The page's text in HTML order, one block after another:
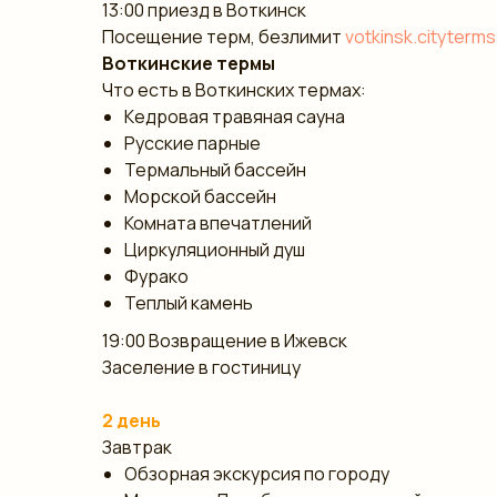
13:00 приезд в Воткинск
Посещение терм, безлимит
Воткинские термы
Что есть в Воткинских термах:
Кедровая травяная сауна
Русские парные
Термальный бассейн
Морской бассейн
Комната впечатлений
Циркуляционный душ
Фурако
Теплый камень
19:00 Возвращение в Ижевск
Заселение в гостиницу
2 день
Завтрак
Обзорная экскурсия по городу